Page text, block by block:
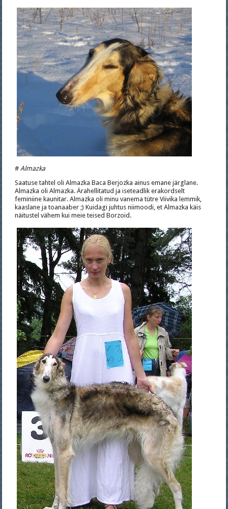
#Almazka
Saatuse tahtel oli Almazka Baca Berjozka ainus emane järglane.
Almazka oli Almazka. Ärahellitatud ja iseteadlik erakordselt
feminiine kaunitar. Almazka oli minu vanema tütre Viivika lemmik,
kaaslane ja toanaaber ;) Kuidagi juhtus niimoodi, et Almazka käis
näitustel vähem kui meie teised Borzoid.